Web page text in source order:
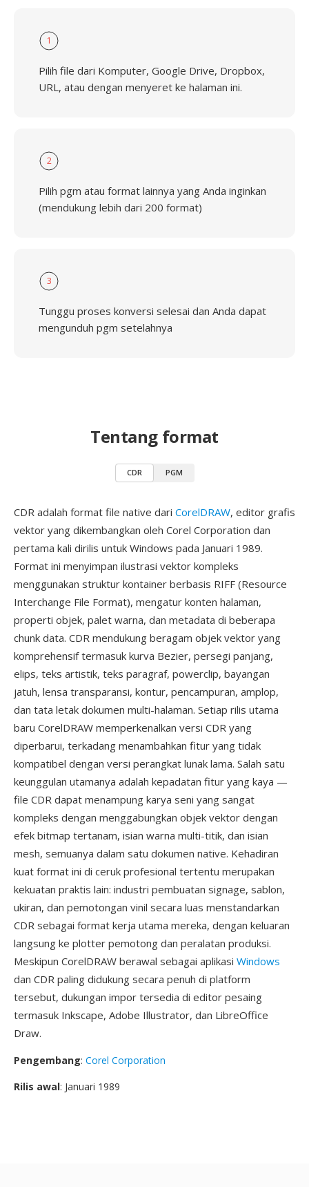
1
Pilih file dari Komputer, Google Drive, Dropbox,
URL, atau dengan menyeret ke halaman ini.
2
Pilih pgm atau format lainnya yang Anda inginkan
(mendukung lebih dari 200 format)
3
Tunggu proses konversi selesai dan Anda dapat
mengunduh pgm setelahnya
Tentang format
CDR PGM
CDR adalah format file native dari CorelDRAW, editor grafis
vektor yang dikembangkan oleh Corel Corporation dan
pertama kali dirilis untuk Windows pada Januari 1989.
Format ini menyimpan ilustrasi vektor kompleks
menggunakan struktur kontainer berbasis RIFF (Resource
Interchange File Format), mengatur konten halaman,
properti objek, palet warna, dan metadata di beberapa
chunk data. CDR mendukung beragam objek vektor yang
komprehensif termasuk kurva Bezier, persegi panjang,
elips, teks artistik, teks paragraf, powerclip, bayangan
jatuh, lensa transparansi, kontur, pencampuran, amplop,
dan tata letak dokumen multi-halaman. Setiap rilis utama
baru CorelDRAW memperkenalkan versi CDR yang
diperbarui, terkadang menambahkan fitur yang tidak
kompatibel dengan versi perangkat lunak lama. Salah satu
keunggulan utamanya adalah kepadatan fitur yang kaya —
file CDR dapat menampung karya seni yang sangat
kompleks dengan menggabungkan objek vektor dengan
efek bitmap tertanam, isian warna multi-titik, dan isian
mesh, semuanya dalam satu dokumen native. Kehadiran
kuat format ini di ceruk profesional tertentu merupakan
kekuatan praktis lain: industri pembuatan signage, sablon,
ukiran, dan pemotongan vinil secara luas menstandarkan
CDR sebagai format kerja utama mereka, dengan keluaran
langsung ke plotter pemotong dan peralatan produksi.
Meskipun CorelDRAW berawal sebagai aplikasi Windows
dan CDR paling didukung secara penuh di platform
tersebut, dukungan impor tersedia di editor pesaing
termasuk Inkscape, Adobe Illustrator, dan LibreOffice
Draw.
Pengembang: Corel Corporation
Rilis awal: Januari 1989